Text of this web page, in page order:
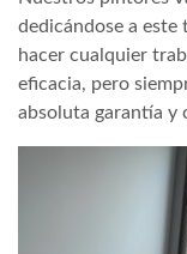
dedicándose a este
hacer cualquier
eficacia, pero
absoluta garantía y